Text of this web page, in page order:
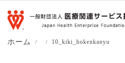
ホーム 10_kiki_hokenkanyu